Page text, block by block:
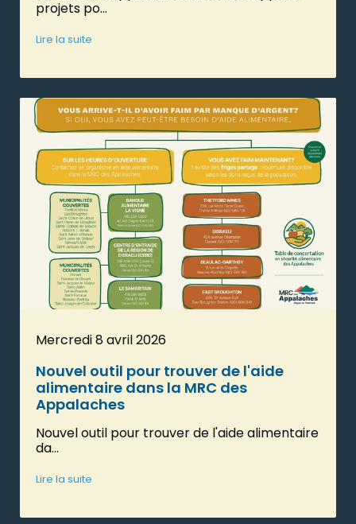
projets po...
Lire la suite
Mercredi 8 avril 2026
Nouvel outil pour trouver de l'aide
alimentaire dans la MRC des
Appalaches
Nouvel outil pour trouver de l'aide alimentaire
da...
Lire la suite